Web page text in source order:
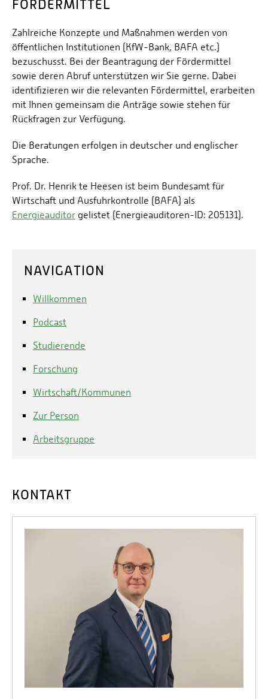
FÖRDERMITTEL
Zahlreiche Konzepte und Maßnahmen werden von
öffentlichen Institutionen (KfW-Bank, BAFA etc.)
bezuschusst. Bei der Beantragung der Fördermittel
sowie deren Abruf unterstützen wir Sie gerne. Dabei
identifizieren wir die relevanten Fördermittel, erarbeiten
mit Ihnen gemeinsam die Anträge sowie stehen für
Rückfragen zur Verfügung.
Die Beratungen erfolgen in deutscher und englischer
Sprache.
Prof. Dr. Henrik te Heesen ist beim Bundesamt für
Wirtschaft und Ausfuhrkontrolle (BAFA) als
Energieauditor gelistet (Energieauditoren-ID: 205131).
NAVIGATION
Willkommen
Podcast
Studierende
Forschung
Wirtschaft/Kommunen
Zur Person
Arbeitsgruppe
KONTAKT